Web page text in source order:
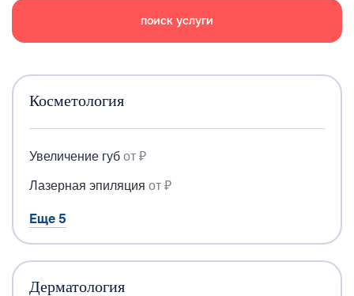
поиск услуги
Косметология
Увеличение губ от ₽
Лазерная эпиляция от ₽
Еще 5
Дерматология